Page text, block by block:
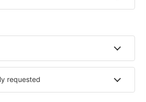
Hotels in in Vimianzo sind
Standards sowie Annehmlichkeiten,
sind . Zu den beliebtesten gehören
SPA-Zone, Bar / Safe im Zimmer,
Kinderspielecke, kostenlose Parkplätze
Informationsbroschüren über
Umgebung. Einige der Einrichtungen
Transport vom/zum Flughafen an oder
den Spuren der größten
unternehmen.